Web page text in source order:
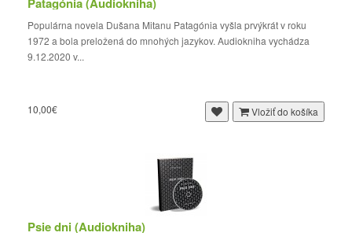
Populárna novela Dušana Mitanu Patagónia vyšla prvýkrát v roku
1972 a bola preložená do mnohých jazykov. Audiokniha vychádza
9.12.2020 v...
10,00€ Vložiť do košíka
Psie dni (Audiokniha)